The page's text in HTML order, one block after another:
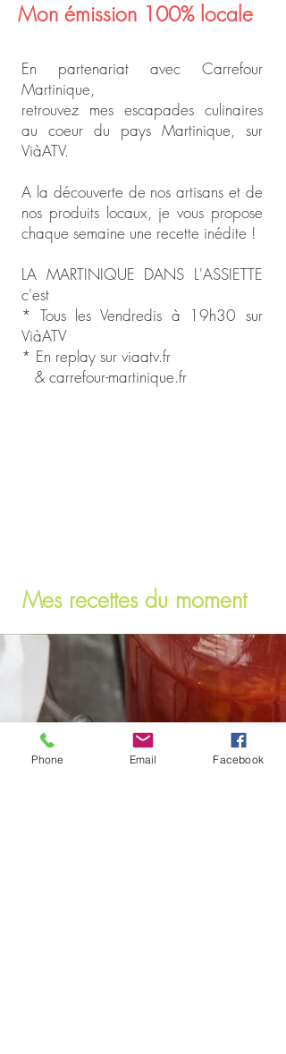
Mon émission 100% locale
En partenariat avec Carrefour
Martinique,
retrouvez mes escapades culinaires
au coeur du pays Martinique, sur
ViàATV.
A la découverte de nos artisans et de
nos produits locaux, je vous propose
chaque semaine une recette inédite !
LA MARTINIQUE DANS L'ASSIETTE
c'est
* Tous les Vendredis à 19h30 sur
ViàATV
* En replay sur viaatv.fr
& carrefour-martinique.fr
Mes recettes du moment
Phone Email Facebook